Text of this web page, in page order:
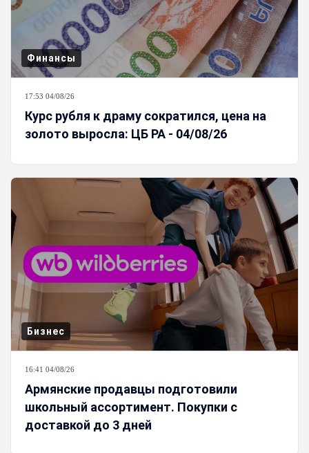
Финансы
17:53 04/08/26
Курс рубля к драму сократился, цена на
золото выросла: ЦБ РА - 04/08/26
Бизнес
16:41 04/08/26
Армянские продавцы подготовили
школьный ассортимент. Покупки с
доставкой до 3 дней